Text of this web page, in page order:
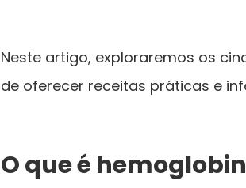
Neste artigo, exploraremos os
de oferecer receitas práticas e
O que é